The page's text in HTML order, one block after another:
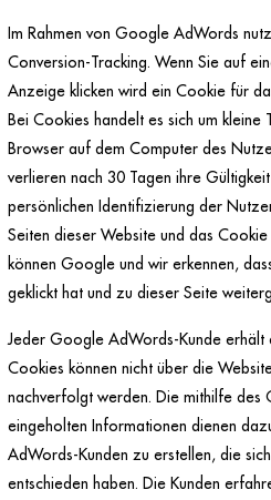
Im Rahmen von Google AdWords
Conversion-Tracking. Wenn Sie auf
Anzeige klicken wird ein Cookie für
Bei Cookies handelt es sich um
Browser auf dem Computer des
verlieren nach 30 Tagen ihre
persönlichen Identifizierung der
Seiten dieser Website und das
können Google und wir erkennen,
geklickt hat und zu dieser Seite
Jeder Google AdWords-Kunde erhält
Cookies können nicht über die
nachverfolgt werden. Die mithilfe des
eingeholten Informationen dienen
AdWords-Kunden zu erstellen, die
entschieden haben. Die Kunden